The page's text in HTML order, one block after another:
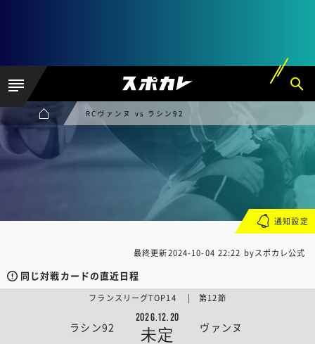
RCヴァンヌ vs ラシン92
最終更新2024-10-04 22:22 byスポカレ公式
同じ対戦カードの直近日程
ラシン92
2026.12.20
未定 ヴァンヌ
フランスリーグTOP14 | 第12節
通知設定